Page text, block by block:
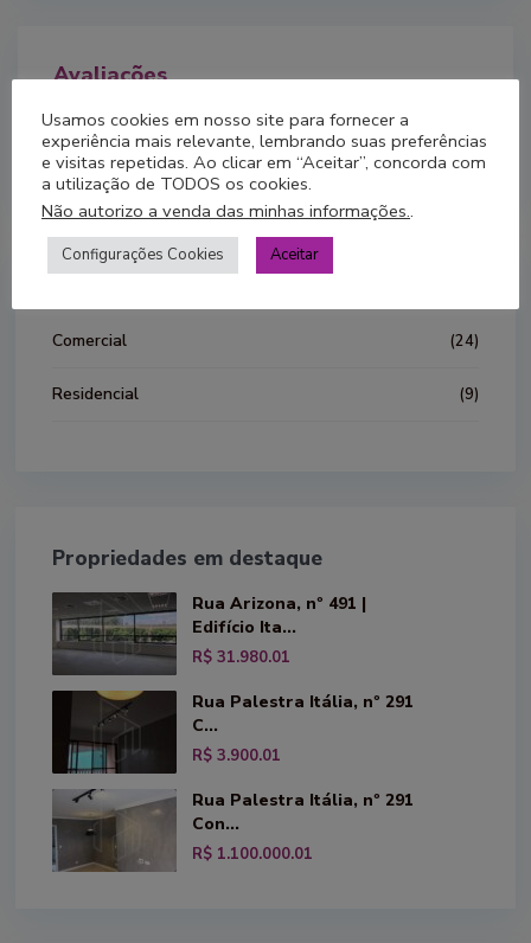
Avaliações
Você precisa loginin order to post a review
Comercial (24)
Residencial (9)
Propriedades em destaque
Rua Arizona, nº 491 |
Edifício Ita...
R$ 31.980.01
Rua Palestra Itália, nº 291
C...
R$ 3.900.01
Rua Palestra Itália, nº 291
Con...
R$ 1.100.000.01
Usamos cookies em nosso site para fornecer a
experiência mais relevante, lembrando suas preferências
e visitas repetidas. Ao clicar em “Aceitar”, concorda com
a utilização de TODOS os cookies.
Não autorizo a venda das minhas informações..
Configurações Cookies Aceitar